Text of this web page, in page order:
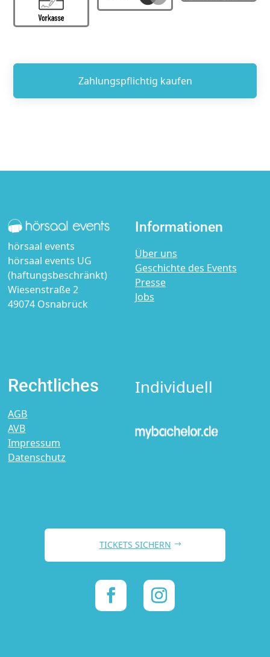
hörsaal events
hörsaal events UG
(haftungsbeschränkt)
Wiesenstraße 2
49074 Osnabrück
Informationen
Über uns
Geschichte des Events
Presse
Jobs
Rechtliches
AGB
AVB
Impressum
Datenschutz
Individuell
TICKETS SICHERN